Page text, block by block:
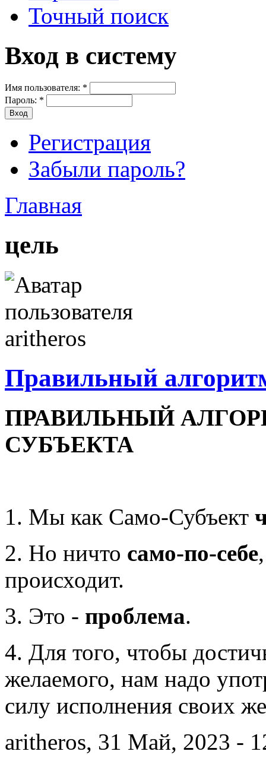
Точный поиск
Вход в систему
Имя пользователя: *
Пароль: *
Регистрация
Забыли пароль?
Главная
цель
Правильный
ПРАВИЛЬНЫЙ
СУБЪЕКТА
1. Мы как Само-Субъект
2. Но ничто само-по-себе
происходит.
3. Это - проблема.
4. Для того, чтобы
желаемого, нам надо
силу исполнения своих
aritheros, 31 Май, 2023 -